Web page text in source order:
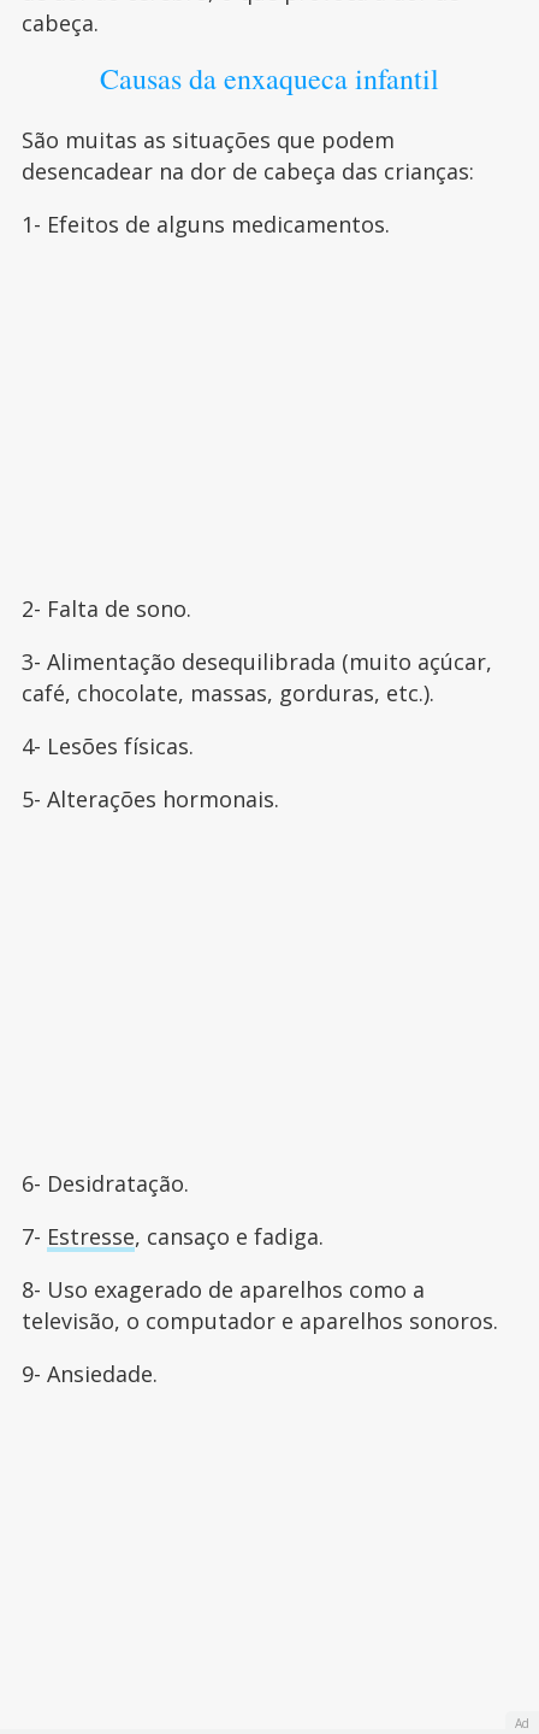
cabeça.
Causas da enxaqueca infantil
São muitas as situações que podem
desencadear na dor de cabeça das crianças:
1- Efeitos de alguns medicamentos.
2- Falta de sono.
3- Alimentação desequilibrada (muito açúcar,
café, chocolate, massas, gorduras, etc.).
4- Lesões físicas.
5- Alterações hormonais.
6- Desidratação.
7- Estresse, cansaço e fadiga.
8- Uso exagerado de aparelhos como a
televisão, o computador e aparelhos sonoros.
9- Ansiedade.
Ad